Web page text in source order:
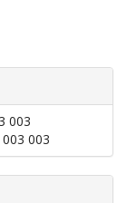
003
003